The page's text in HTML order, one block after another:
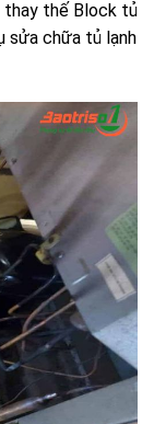
thay thế Block tủ
sửa chữa tủ lạnh